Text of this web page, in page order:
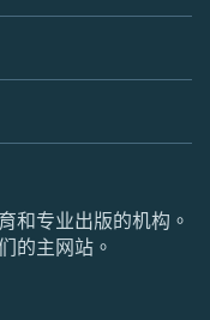
和专业出版的机构。
的主网站。